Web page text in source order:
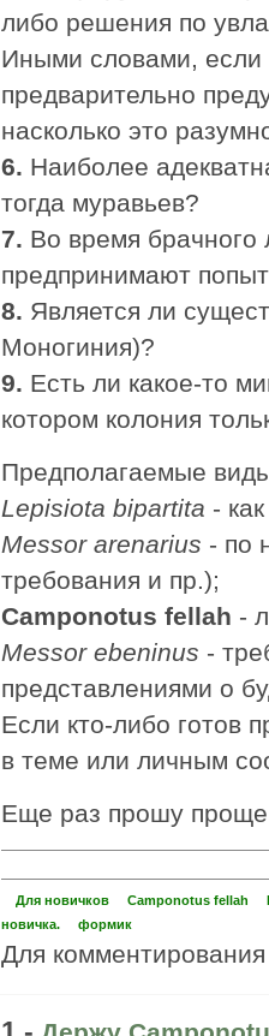
либо решения по
Иными словами, если
предварительно
насколько это
6. Наиболее
тогда муравьев?
7. Во время брачного
предпринимают
8. Является ли
Моногиния)?
9. Есть ли какое-то
котором колония
Предполагаемые
Lepisiota bipartita -
Messor arenarius - по
требования и пр.);
Camponotus fellah -
Messor ebeninus -
представлениями о
Если кто-либо готов
в теме или личным
Еще раз прошу
Для новичков Camponotus fellah
новичка.
формик
Для